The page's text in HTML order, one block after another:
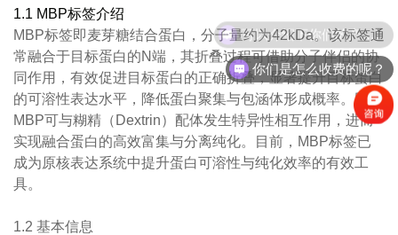
1.1 MBP标签介绍
MBP标签即麦芽糖结合蛋白，分子量约为42kDa。该标签通
常融合于目标蛋白的N端，其折叠过程可借助分子伴侣的协
同作用，有效促进目标蛋白的正确折叠，显著提升目标蛋白
的可溶性表达水平，降低蛋白聚集与包涵体形成概率。同时
MBP可与糊精（ Dextrin）配体发生特异性相互作用，进而
实现融合蛋白的高效富集与分离纯化。目前， MBP标签已
成为原核表达系统中提升蛋白可溶性与纯化效率的有效工
具。
1.2 基本信息
可以介绍下你们的产品么？
你们是怎么收费的呢？